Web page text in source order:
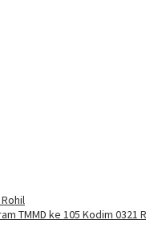
TMMD ke 105 Kodim 0321